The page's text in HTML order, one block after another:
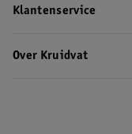
Klantenservice
Over Kruidvat